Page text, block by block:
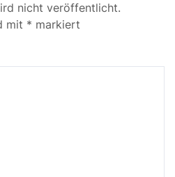
nicht veröffentlicht.
mit * markiert